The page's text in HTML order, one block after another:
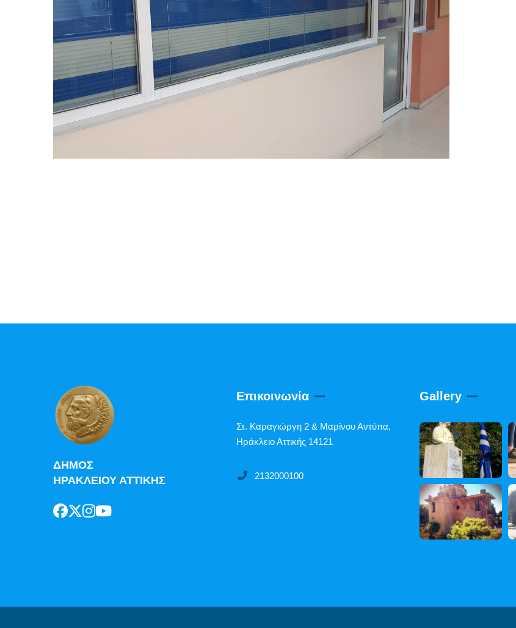
ΔΗΜΟΣ
ΗΡΑΚΛΕΙΟΥ ΑΤΤΙΚΗΣ
Επικοινωνία
Στ. Καραγιώργη 2 & Μαρίνου Αντύπα,
Ηράκλειο Αττικής 14121
2132000100
Gallery